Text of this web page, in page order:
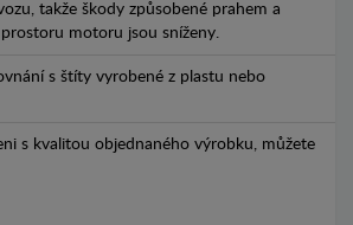
takže škody způsobené prahem a
motoru jsou sníženy.
s štíty vyrobené z plastu nebo
s kvalitou objednaného výrobku, můžete